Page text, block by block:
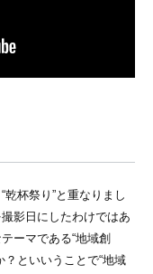
杯祭り”と重なりまし
影日にしたわけではあ
ーマである“地域創
といいうことで“地域